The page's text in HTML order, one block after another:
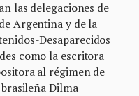
las delegaciones de
Argentina y de la
Desaparecidos
como la escritora
al régimen de
Dilma